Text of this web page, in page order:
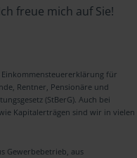
freue mich auf Sie!
für
Rentner, Pensionäre und
(StBerG). Auch bei
Kapitalerträgen sind wir in vielen
Gewerbebetrieb, aus